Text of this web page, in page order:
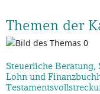
Themen der
Steuerliche Beratung,
Lohn und